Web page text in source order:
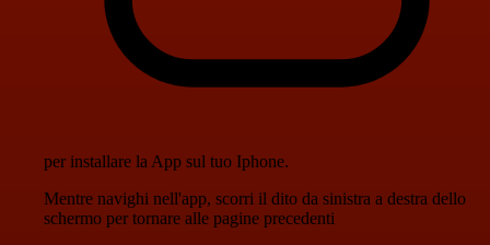
per installare la App sul tuo Iphone.
Mentre navighi nell'app, scorri il dito da sinistra a destra dello
schermo per tornare alle pagine precedenti